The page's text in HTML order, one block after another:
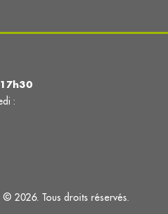
:
© 2026. Tous droits réservés.